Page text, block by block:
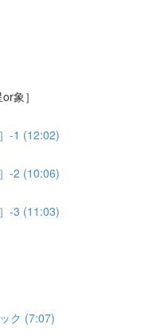
象］
-1 (12:02)
-2 (10:06)
-3 (11:03)
ク (7:07)